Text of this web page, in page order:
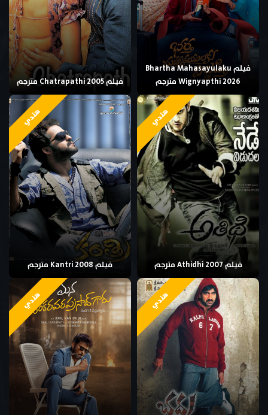
فيلم Bhartha Mahasayulaku
Wignyapthi 2026 مترجم
فيلم Chatrapathi 2005 مترجم
هندي
فيلم Athidhi 2007 مترجم
هندي
فيلم Kantri 2008 مترجم
هندي هندي